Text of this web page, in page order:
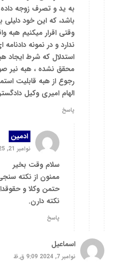
به ید و تصرف زوجه
باشد، که این خود
وقتی اقرار میکنیم هبه
ندارد و در نمونه
استدلال که شرط
محقق نشده ، هبه نیر
رجوع از هبه قابلیت
الهام امیری وکیل
پاسخ
ادمین
نوامبر 21, 2025 10:39 ب.ظ
سلام وقت بخیر
ممنون از نکته
حتمن وکلا و
نکته دارن.
پاسخ
اسماعیل
نوامبر 7, 2024 9:09 ق.ظ